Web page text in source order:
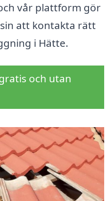
vår plattform gör
att kontakta rätt
i Hätte.
och utan